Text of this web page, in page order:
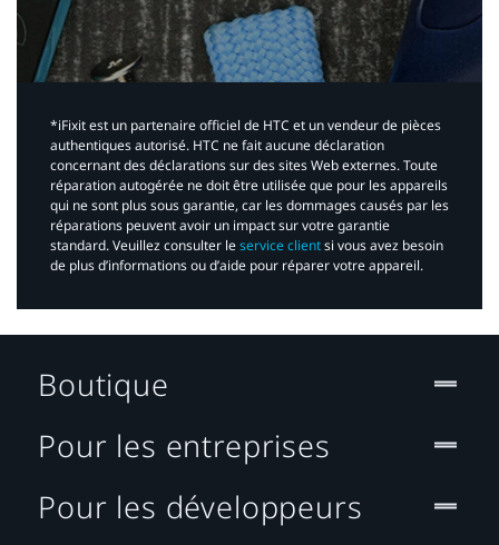
*iFixit est un partenaire officiel de HTC et un vendeur de pièces
authentiques autorisé. HTC ne fait aucune déclaration
concernant des déclarations sur des sites Web externes. Toute
réparation autogérée ne doit être utilisée que pour les appareils
qui ne sont plus sous garantie, car les dommages causés par les
réparations peuvent avoir un impact sur votre garantie
standard. Veuillez consulter leservice clientsi vous avez besoin
de plus d’informations ou d’aide pour réparer votre appareil.​
Boutique
Pour les entreprises
Pour les développeurs